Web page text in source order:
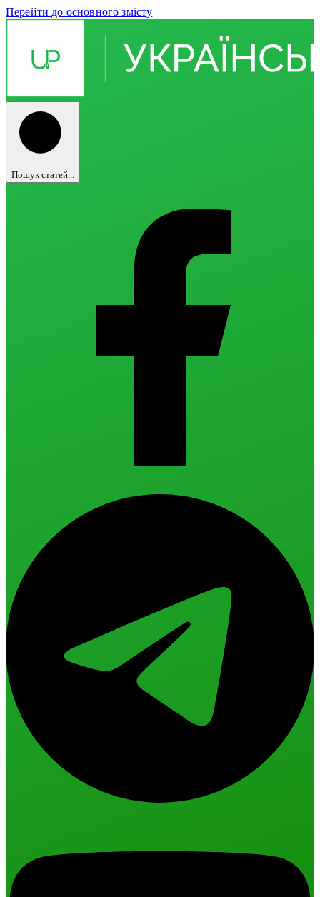
Перейти до основного змісту
Пошук статей...